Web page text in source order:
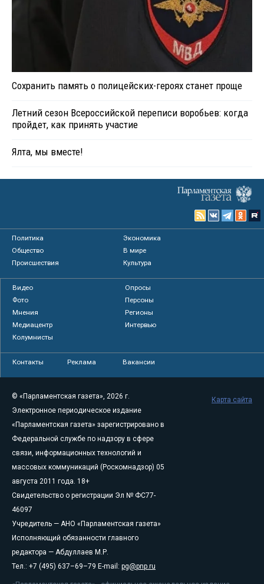
Сохранить память о полицейских-героях станет проще
Летний сезон Всероссийской переписи воробьев: когда
пройдет, как принять участие
Ялта, мы вместе!
Политика
Экономика
Общество
В мире
Происшествия
Культура
Видео
Опросы
Фото
Персоны
Мнения
Регионы
Медиацентр
Интервью
Колумнисты
Контакты Реклама Вакансии
© «Парламентская газета», 2026 г.
Электронное периодическое издание
«Парламентская газета» зарегистрировано в
Федеральной службе по надзору в сфере
связи, информационных технологий и
массовых коммуникаций (Роскомнадзор) 05
августа 2011 года. 18+
Свидетельство о регистрации Эл № ФС77-
46097
Учредитель — АНО «Парламентская газета»
Исполняющий обязанности главного
редактора — Абдуллаев М.Р.
Тел.: +7 (495) 637–69–79 E-mail: pg@pnp.ru
Карта сайта